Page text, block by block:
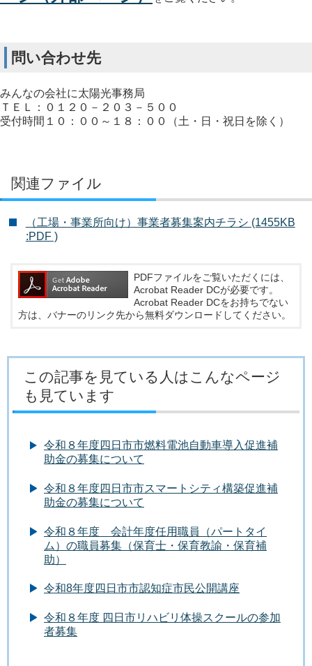
問い合わせ先
みんなの会社に太陽光事務局
ＴＥＬ：０１２０－２０３－５００
受付時間１０：００～１８：００（土・日・祝日を除く）
関連ファイル
（工場・事業所向け）事業者募集案内チラシ (1455KB
:PDF )
PDFファイルをご覧いただくには、
Acrobat Reader DCが必要です。
Acrobat Reader DCをお持ちでない
方は、バナーのリンク先から無料ダウンロードしてください。
この記事を見ている人はこんなページ
も見ています
令和８年度四日市市燃料電池自動車導入促進補
助金の募集について
令和８年度四日市市スマートシティ構築促進補
助金の募集について
令和８年度 会計年度任用職員（パートタイ
ム）の職員募集（保育士・保育教諭・保育補
助）
令和8年度四日市市認知症市民公開講座
令和８年度 四日市リハビリ体操スクールの参加
者募集